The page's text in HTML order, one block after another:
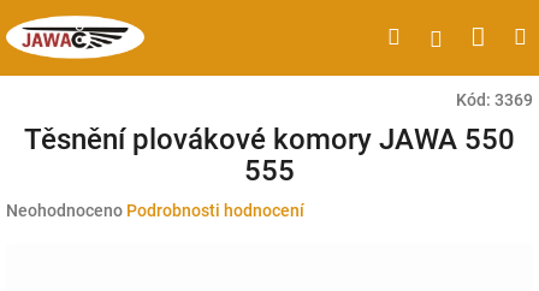
na
obsah
HledatPřihlášení
Kód: 3369
Těsnění plovákové komory JAWA 550
555
Průměrné
Neohodnoceno Podrobnosti hodnocení